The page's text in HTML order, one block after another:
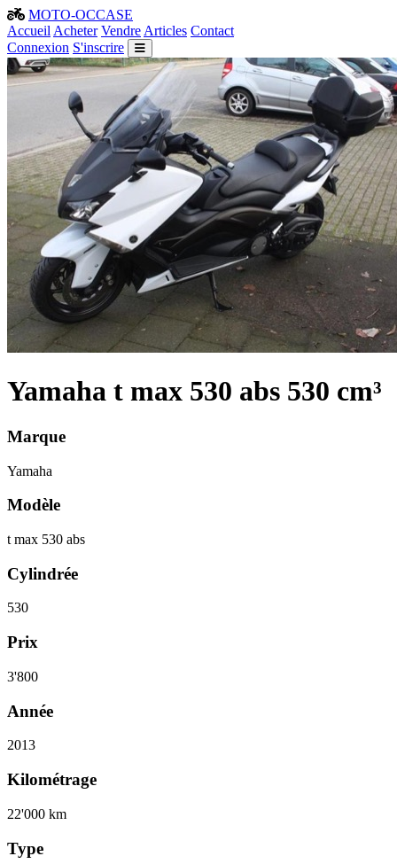
MOTO-OCCASE
Accueil Acheter Vendre Articles Contact
Connexion S'inscrire
Yamaha t max 530 abs 530 cm³
Marque
Yamaha
Modèle
t max 530 abs
Cylindrée
530
Prix
3'800
Année
2013
Kilométrage
22'000 km
Type